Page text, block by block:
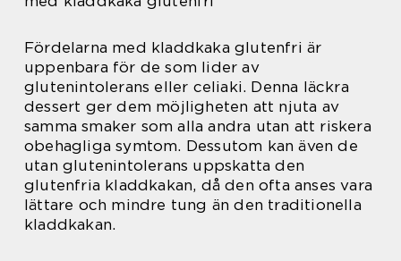
Fördelarna med kladdkaka glutenfri är
uppenbara för de som lider av
glutenintolerans eller celiaki. Denna läckra
dessert ger dem möjligheten att njuta av
samma smaker som alla andra utan att riskera
obehagliga symtom. Dessutom kan även de
utan glutenintolerans uppskatta den
glutenfria kladdkakan, då den ofta anses vara
lättare och mindre tung än den traditionella
kladdkakan.